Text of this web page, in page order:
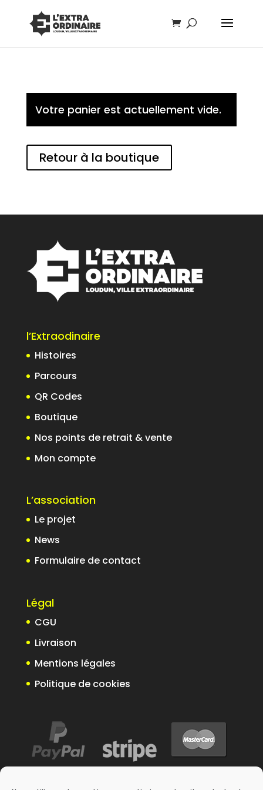
Votre panier est actuellement vide.
Retour à la boutique
l’Extraodinaire
Histoires
Parcours
QR Codes
Boutique
Nos points de retrait & vente
Mon compte
L’association
Le projet
News
Formulaire de contact
Légal
CGU
Livraison
Mentions légales
Politique de cookies